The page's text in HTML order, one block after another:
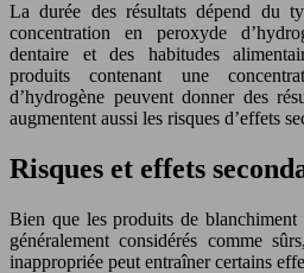
La durée des résultats dépend du
concentration en peroxyde
dentaire et des habitudes
produits contenant une
d’hydrogène peuvent donner des
augmentent aussi les risques d’effets
Risques et effets
Bien que les produits de blanchiment
généralement considérés comme
inappropriée peut entraîner certains